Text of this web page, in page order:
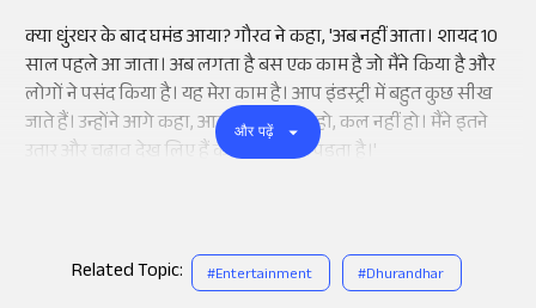
Add as a
क्या धुंरधर के बाद घमंड आया? गौरव ने कहा, 'अब नहीं आता। शायद 10
साल पहले आ जाता। अब लगता है बस एक काम है जो मैंने किया है और
लोगों ने पसंद किया है। यह मेरा काम है। आप इंडस्ट्री में बहुत कुछ सीख
जाते हैं। उन्होंने आगे कहा, आज आप रॉकिंग हो, कल नहीं हो। मैंने इतने
उतार और चढ़ाव देख लिए हैं कोई फर्क नहीं पड़ता है।'
और पढ़ें
Related Topic: #Entertainment #Dhurandhar